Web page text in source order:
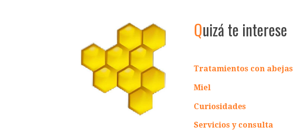
Quizá te interese
Tratamientos con abejas
Miel
Curiosidades
Servicios y consulta